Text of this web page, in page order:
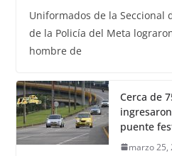
Uniformados de la Seccional
de la Policía del Meta
hombre de
Cerca de
puente
marzo 25,